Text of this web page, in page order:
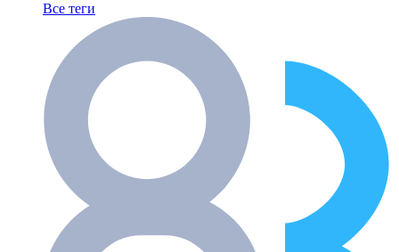
Все теги